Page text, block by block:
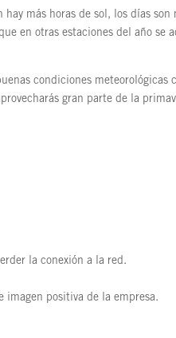
más horas de sol, los días son
en otras estaciones del año se
condiciones meteorológicas
gran parte de la
la conexión a la red.
imagen positiva de la empresa.